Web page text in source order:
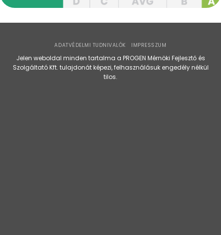
ADATVÉDELMI TUDNIVALÓK IMPRESSZUM
Jelen weboldal minden tartalma a PROGEN Mérnöki Fejlesztő és
Szolgáltató Kft. tulajdonát képezi, felhasználásuk engedély nélkül
tilos.